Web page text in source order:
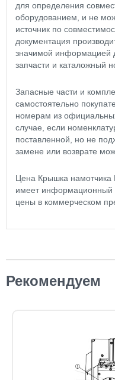
для определения
оборудованием, и не
источник по
документация
значимой информацией
запчасти и каталожный
Запасные части и
самостоятельно
номерам из
случае, если
поставленной, но не
замене или возврате
Цена Крышка намотчика
имеет информационный
цены в коммерческом
Рекомендуем